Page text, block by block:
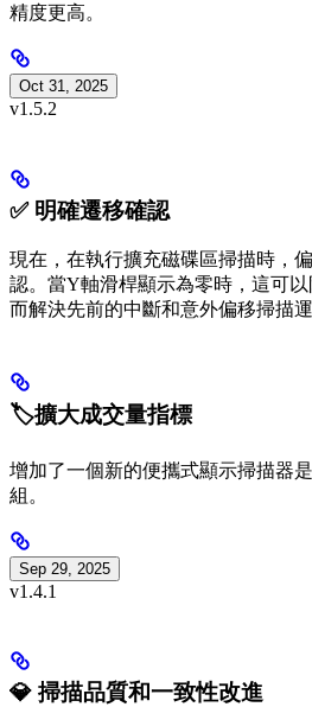
精度更高。
Oct 31, 2025
v1.5.2
✅ 明確遷移確認
現在，在執行擴充磁碟區掃描時，
認。當Y軸滑桿顯示為零時，這可
而解決先前的中斷和意外偏移掃描運
🏷️擴大成交量指標
增加了一個新的便攜式顯示掃描器
組。
Sep 29, 2025
v1.4.1
💎 掃描品質和一致性改進